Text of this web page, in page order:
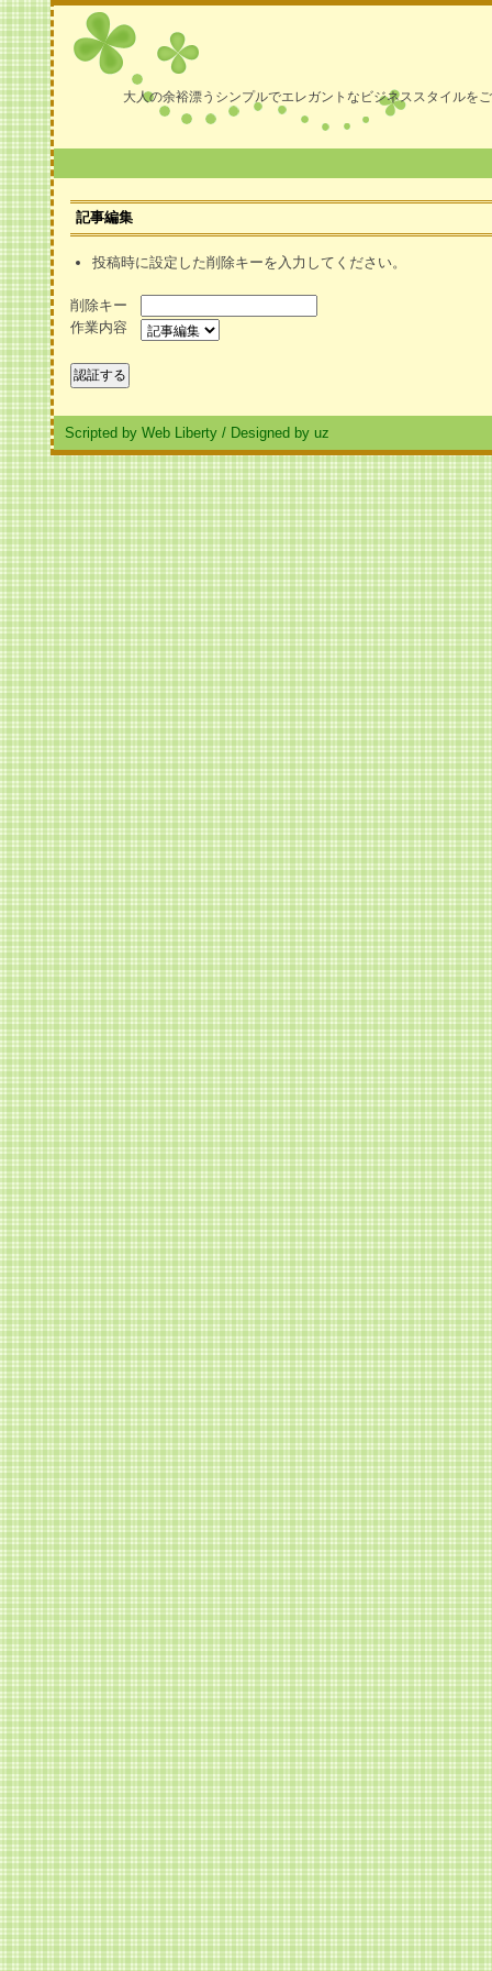
大人の余裕漂うシンプルでエレガントなビジネススタイルを
記事編集
投稿時に設定した削除キーを入力してください。
削除キー
作業内容
Scripted by Web Liberty / Designed by uz